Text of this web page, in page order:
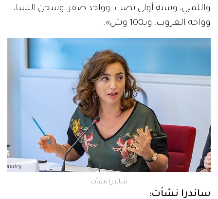
واللمبي، وسنة أولى نصب، وواحد صفر، وسجن النسا،
وواحة الغروب، وبـ100 وش».
ساندرا نشأت
ساندرا نشأت: